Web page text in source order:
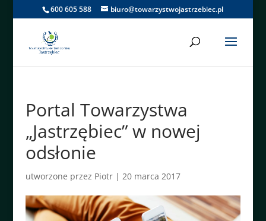
600 605 588 biuro@towarzystwojastrzebiec.pl
Portal Towarzystwa
„Jastrzębiec” w nowej
odsłonie
utworzone przez Piotr| 20 marca 2017